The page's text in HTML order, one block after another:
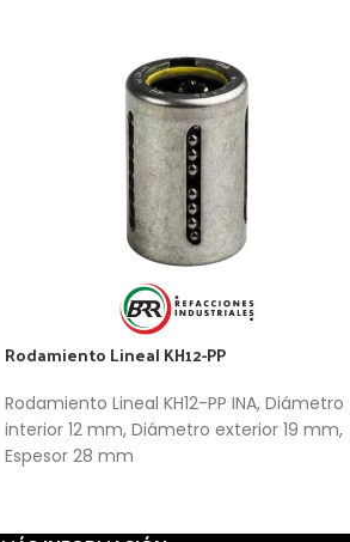
Rodamiento Lineal KH12-PP
Rodamiento Lineal KH12-PP INA, Diámetro
interior 12 mm, Diámetro exterior 19 mm,
Espesor 28 mm